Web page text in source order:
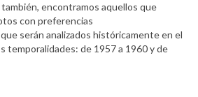
también, encontramos aquellos que
con preferencias
serán analizados históricamente en el
temporalidades: de 1957 a 1960 y de